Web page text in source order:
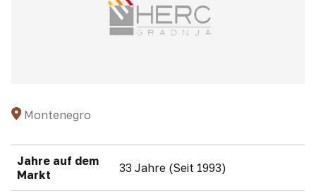
Montenegro
Jahre auf dem
Markt
33 Jahre (Seit 1993)